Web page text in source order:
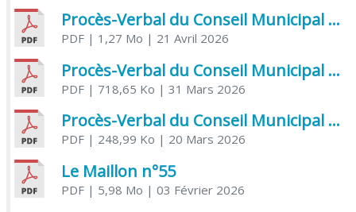
Procès-Verbal du Conseil Municipal du 21 avril 2026
PDF| 1,27 Mo | 21 Avril 2026
Procès-Verbal du Conseil Municipal du 31 mars 2026
PDF| 718,65 Ko | 31 Mars 2026
Procès-Verbal du Conseil Municipal du 20 mars 2026
PDF| 248,99 Ko | 20 Mars 2026
Le Maillon n°55
PDF| 5,98 Mo | 03 Février 2026